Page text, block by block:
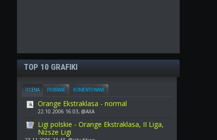
TOP 10 GRAFIKI
OCENA POBRANE KOMENTOWANE
Orange Ekstraklasa - normal
22.10.2006 16:03, @AXA
Ligi polskie - Orange Ekstraklasa, II Liga,
Niższe Ligi